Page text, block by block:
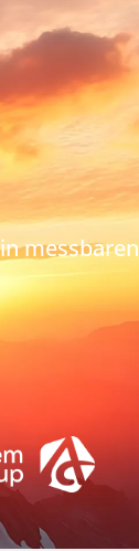
messbaren